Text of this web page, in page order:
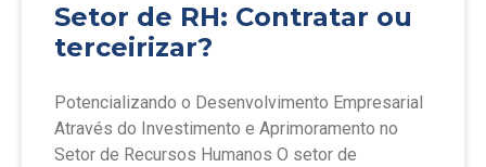
Setor de RH: Contratar ou
terceirizar?
Potencializando o Desenvolvimento Empresarial
Através do Investimento e Aprimoramento no
Setor de Recursos Humanos O setor de